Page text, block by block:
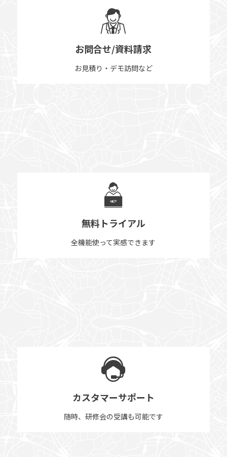
お問合せ/資料請求
お見積り・デモ訪問など
無料トライアル
全機能使って実感できます
カスタマーサポート
随時、研修会の受講も可能です